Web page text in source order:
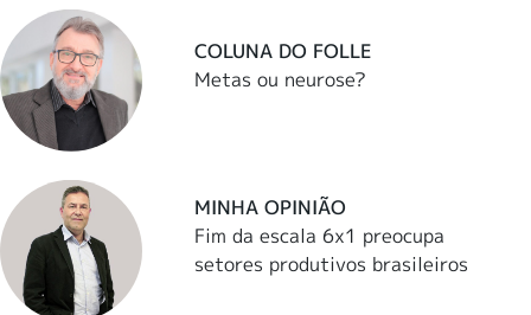
COLUNA DO FOLLE
Metas ou neurose?
MINHA OPINIÃO
Fim da escala 6x1 preocupa
setores produtivos brasileiros